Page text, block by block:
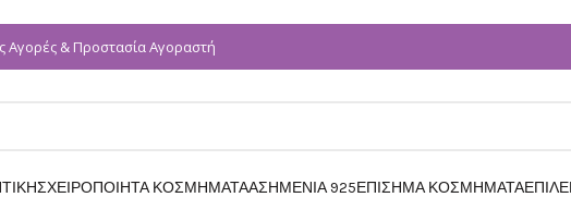
Αγορές & Προστασία Αγοραστή
ΧΕΙΡΟΠΟΙΗΤΑ ΚΟΣΜΗΜΑΤΑΑΣΗΜΕΝΙΑ 925ΕΠΙΣΗΜΑ ΚΟΣΜΗΜΑΤΑ